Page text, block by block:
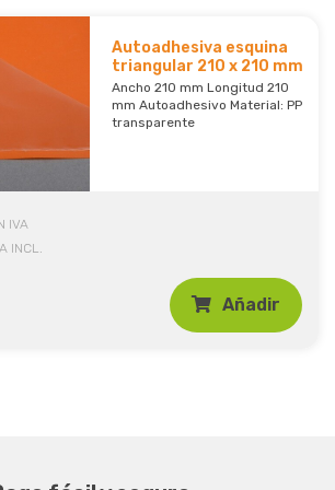
Autoadhesiva esquina
triangular 210 x 210 mm
Ancho 210 mm Longitud 210
mm Autoadhesivo Material: PP
transparente
IVA
INCL.
Añadir